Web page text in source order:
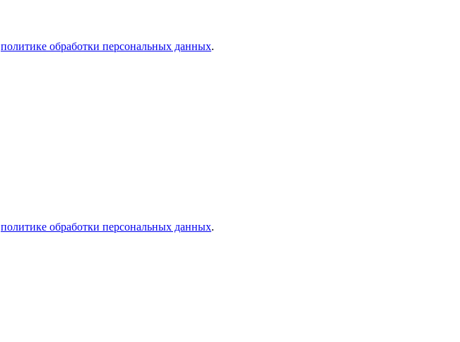
политике обработки персональных данных.
политике обработки персональных данных.